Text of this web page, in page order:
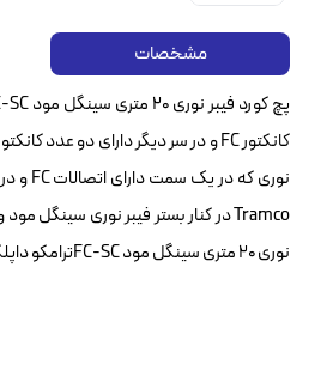
مشخصات
نوری ۲۰ متری سینگل مود FC-SCترامکو داپلکس با تلفن های شرکت تماس حاصل فرمایید.